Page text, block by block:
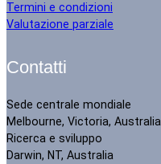
Termini e condizioni
Valutazione parziale
Contatti
Sede centrale mondiale
Melbourne, Victoria, Australia
Ricerca e sviluppo
Darwin, NT, Australia